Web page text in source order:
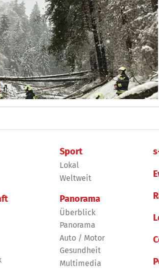
Sport
Lokal
Weltweit
Panorama
Überblick
Panorama
Auto / Motor
Gesundheit
Multimedia